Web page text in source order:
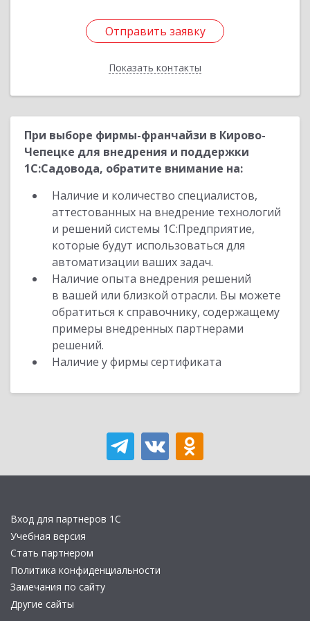
Отправить заявку
Показать контакты
Отправить заявку
Назад
При выборе фирмы-франчайзи в Кирово-
Чепецке для внедрения и поддержки
1С:Садовода, обратите внимание на:
Наличие и количество специалистов,
аттестованных на внедрение технологий
и решений системы 1С:Предприятие,
которые будут использоваться для
автоматизации ваших задач.
Наличие опыта внедрения решений
в вашей или близкой отрасли. Вы можете
обратиться к справочнику, содержащему
примеры внедренных партнерами
решений.
Наличие у фирмы сертификата
Вход для партнеров 1С
Учебная версия
Стать партнером
Политика конфиденциальности
Замечания по сайту
Другие сайты